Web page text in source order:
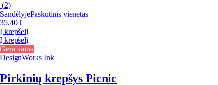
(2)
SandėlyjePaskutinis vienetas
35,40 €
Į krepšelį
Į krepšelį
Gera kaina
DesignWorks Ink
Pirkinių krepšys Picnic